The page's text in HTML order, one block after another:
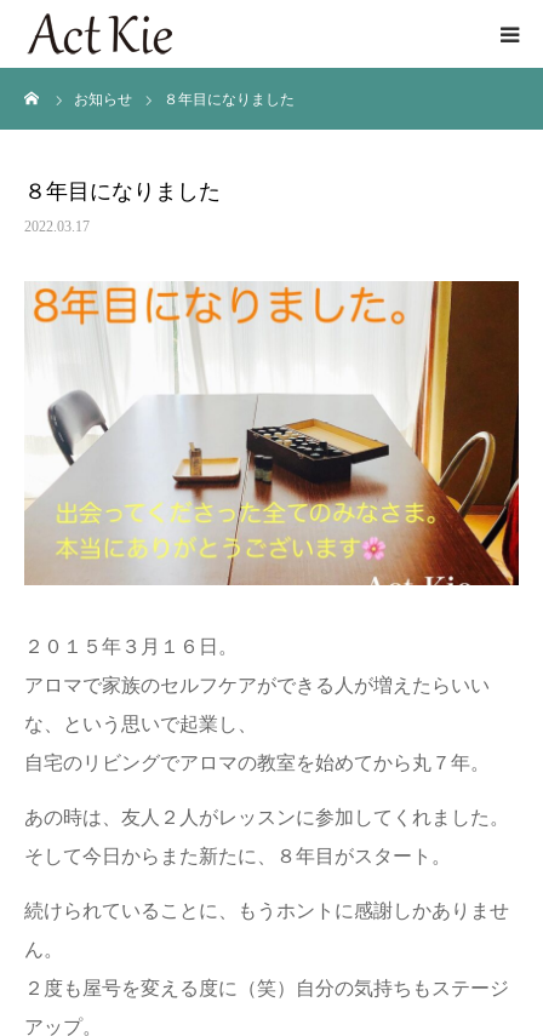
お知らせ ８年目になりました
８年目になりました
2022.03.17
２０１５年３月１６日。
アロマで家族のセルフケアができる人が増えたらいい
な、という思いで起業し、
自宅のリビングでアロマの教室を始めてから丸７年。
あの時は、友人２人がレッスンに参加してくれました。
そして今日からまた新たに、８年目がスタート。
続けられていることに、もうホントに感謝しかありませ
ん。
２度も屋号を変える度に（笑）自分の気持ちもステージ
アップ。
講座/AromaSchool
プロフィール
お問い合わせ
オンラインショップ